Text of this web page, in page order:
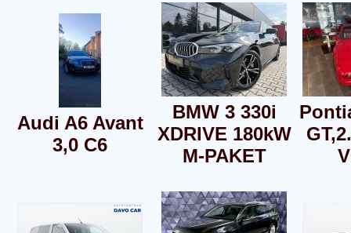
Audi A6 Avant
3,0 C6
BMW 3 330i
XDRIVE 180kW
M-PAKET